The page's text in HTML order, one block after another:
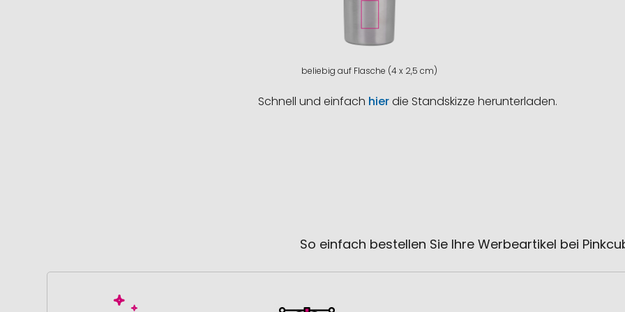
beliebig auf Flasche (4 x 2,5 cm)
Schnell und einfach hierdie Standskizze herunterladen.
So einfach bestellen Sie Ihre Werbeartikel bei